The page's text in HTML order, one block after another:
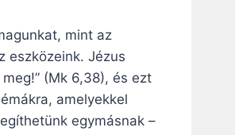
mint az
eszközeink. Jézus
(Mk 6,38), és ezt
amelyekkel
egymásnak –